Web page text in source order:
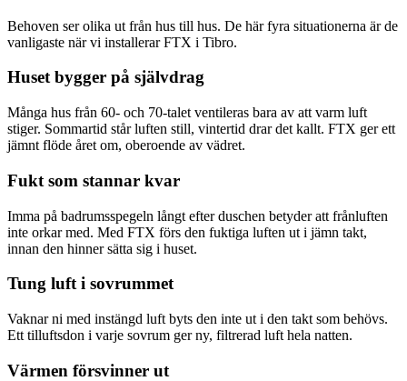
Behoven ser olika ut från hus till hus. De här fyra situationerna är de
vanligaste när vi installerar FTX i Tibro.
Huset bygger på självdrag
Många hus från 60- och 70-talet ventileras bara av att varm luft
stiger. Sommartid står luften still, vintertid drar det kallt. FTX ger ett
jämnt flöde året om, oberoende av vädret.
Fukt som stannar kvar
Imma på badrumsspegeln långt efter duschen betyder att frånluften
inte orkar med. Med FTX förs den fuktiga luften ut i jämn takt,
innan den hinner sätta sig i huset.
Tung luft i sovrummet
Vaknar ni med instängd luft byts den inte ut i den takt som behövs.
Ett tilluftsdon i varje sovrum ger ny, filtrerad luft hela natten.
Värmen försvinner ut